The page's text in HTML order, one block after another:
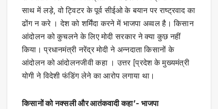
साथ में लड़े, वो ट्विटर के पूर्व सीईओ के बयान पर राष्ट्रवाद का
ढोंग न करे । देश को शर्मिंदा करने में भाजपा अव्वल है। किसान
आंदोलन को कुचलने के लिए मोदी सरकार ने क्या कुछ नहीं
किया। प्रधानमंत्री नरेंद्र मोदी ने अन्नदाता किसानों के
आंदोलन को आंदोलनजीवी कहा । उत्तर [प्रदेश के मुख्यमंत्री
योगी ने विदेशी फंडिंग लेने का आरोप लगाया था।
किसानों को नक्सली और आतंकवादी कहा’- भाजपा